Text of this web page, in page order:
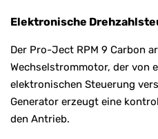
Elektronische
Der Pro-Ject RPM 9 Carbon
Wechselstrommotor, der von
elektronischen Steuerung
Generator erzeugt eine
den Antrieb.